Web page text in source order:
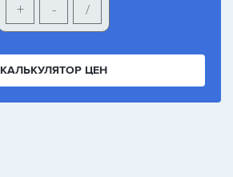
+
- /
КАЛЬКУЛЯТОР ЦЕН